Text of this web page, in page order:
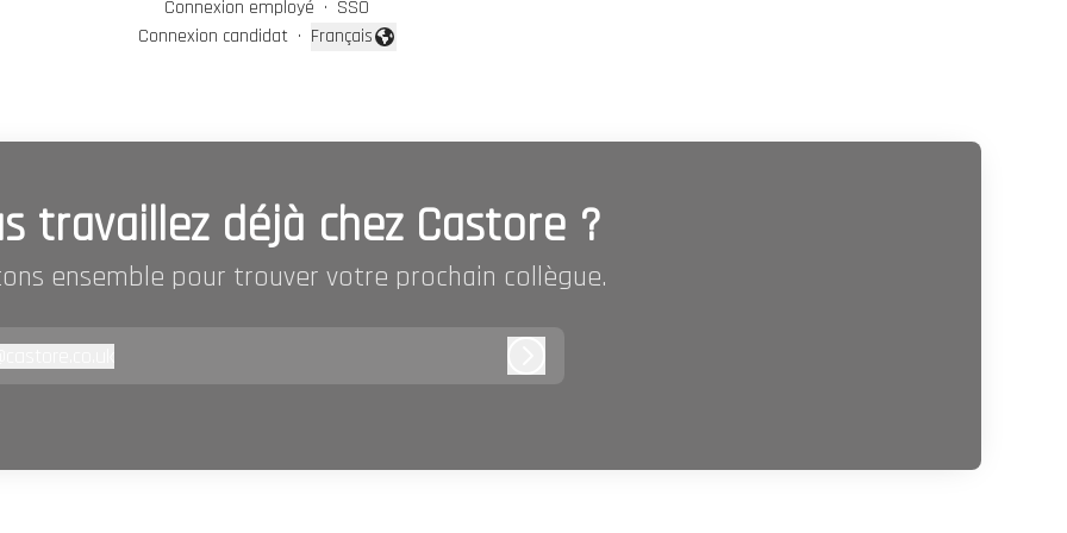
Connexion employé · SSO
Connexion candidat · Changer la langue
Français
travaillez déjà chez Castore ?
ensemble pour trouver votre prochain collègue.